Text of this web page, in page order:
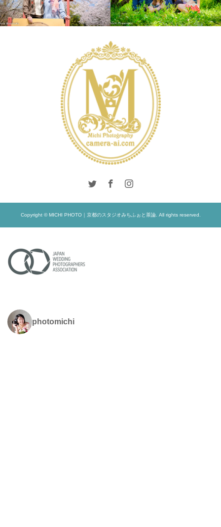
INTERNATIONAL
LIFESTYLE PHOTO
Copyright © MICHI PHOTO｜京都のスタジオみちふぉと茶論. All rights reserved.
photomichi